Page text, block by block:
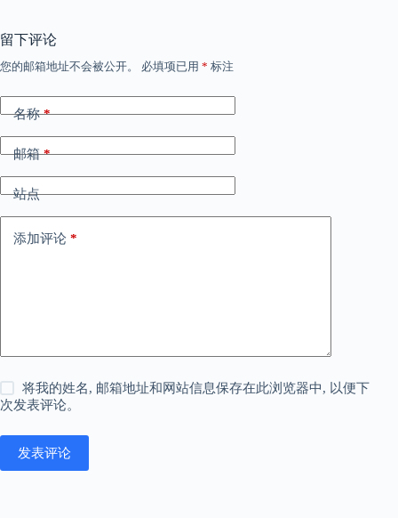
留下评论
您的邮箱地址不会被公开。 必填项已用 * 标注
名称*
邮箱*
站点
添加评论 *
将我的姓名, 邮箱地址和网站信息保存在此浏览器中, 以便下
次发表评论。
发表评论